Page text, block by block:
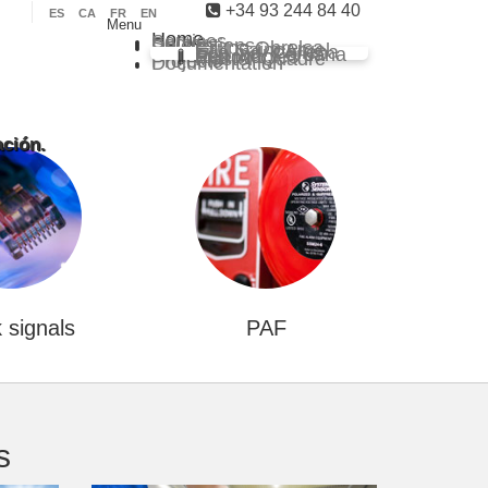
+34 93 244 84 40
ES CA FR EN
Menu
Home
Services
Sectors
Delegations
Grupo Obrelsa
Sarl Saim Argel
Eco Ind. Chilena
Eco Ind. Peruana
Eco Ind. Renovables
Master Quadre
Projects
Documentation
signals PAF